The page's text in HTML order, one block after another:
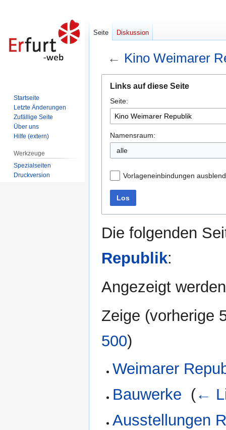
← Kino Weimarer
Navigation
springen
Suche
springen
Links auf diese Seite
Seite:
Namensraum:
alle
Vorlageneinbindungen
Los
Die folgenden
Republik:
Angezeigt
Zeige (vorherige
500)
Weimarer
Bauwerke (←
Ausstellungen
Seite Diskussion
Startseite
Letzte Änderungen
Zufällige Seite
Über uns
Hilfe (extern)
Werkzeuge
Spezialseiten
Druckversion